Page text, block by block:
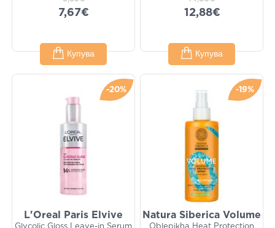
7,67€
Купува
12,88€
Купува
-20%
L'Oreal Paris Elvive
-19%
Natura Siberica Volume